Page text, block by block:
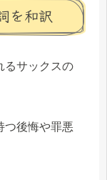
を和訳
るサックスの
つ後悔や罪悪